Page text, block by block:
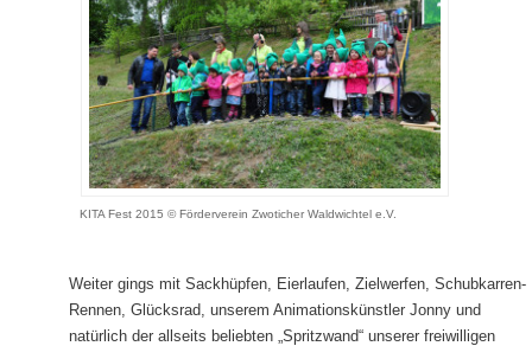
KITA Fest 2015 © Förderverein Zwoticher Waldwichtel e.V.
Weiter gings mit Sackhüpfen, Eierlaufen, Zielwerfen, Schubkarren-
Rennen, Glücksrad, unserem Animationskünstler Jonny und
natürlich der allseits beliebten „Spritzwand“ unserer freiwilligen